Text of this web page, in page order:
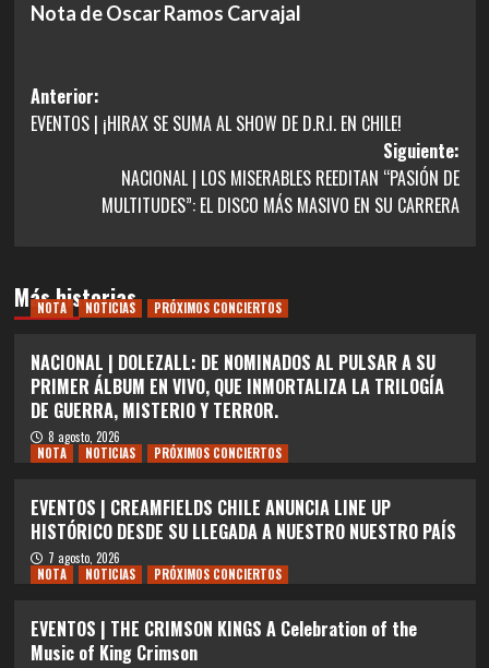
Nota de Oscar Ramos Carvajal
Navegación
de
entradas
Anterior:
EVENTOS | ¡HIRAX SE SUMA AL SHOW DE D.R.I. EN CHILE!
Siguiente:
NACIONAL | LOS MISERABLES REEDITAN “PASIÓN DE
MULTITUDES”: EL DISCO MÁS MASIVO EN SU CARRERA
Más historias
NOTA NOTICIAS PRÓXIMOS CONCIERTOS
NACIONAL | DOLEZALL: DE NOMINADOS AL PULSAR A SU
PRIMER ÁLBUM EN VIVO, QUE INMORTALIZA LA TRILOGÍA
DE GUERRA, MISTERIO Y TERROR.
8 agosto, 2026
NOTA
NOTICIAS PRÓXIMOS CONCIERTOS
EVENTOS | CREAMFIELDS CHILE ANUNCIA LINE UP
HISTÓRICO DESDE SU LLEGADA A NUESTRO NUESTRO PAÍS
7 agosto, 2026
NOTA
NOTICIAS PRÓXIMOS CONCIERTOS
EVENTOS | THE CRIMSON KINGS A Celebration of the
Music of King Crimson